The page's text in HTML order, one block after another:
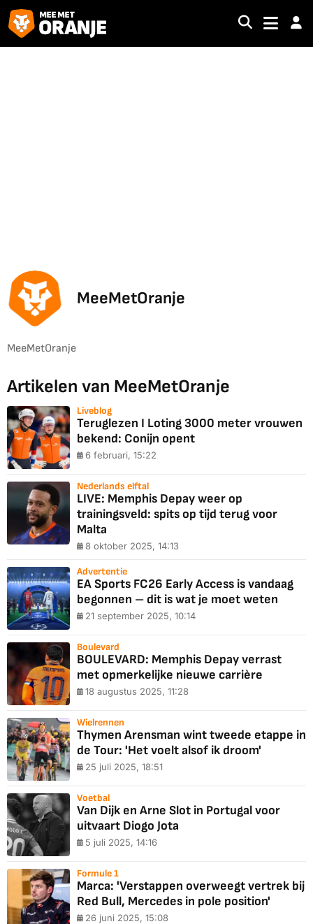
MeeMetOranje
MeeMetOranje
Artikelen van MeeMetOranje
Liveblog
Teruglezen I Loting 3000 meter vrouwen
bekend: Conijn opent
6 februari, 15:22
Nederlands elftal
LIVE: Memphis Depay weer op
trainingsveld: spits op tijd terug voor
Malta
8 oktober 2025, 14:13
Advertentie
EA Sports FC26 Early Access is vandaag
begonnen – dit is wat je moet weten
21 september 2025, 10:14
Boulevard
BOULEVARD: Memphis Depay verrast
met opmerkelijke nieuwe carrière
18 augustus 2025, 11:28
Wielrennen
Thymen Arensman wint tweede etappe in
de Tour: 'Het voelt alsof ik droom'
25 juli 2025, 18:51
Voetbal
Van Dijk en Arne Slot in Portugal voor
uitvaart Diogo Jota
5 juli 2025, 14:16
Formule 1
Marca: 'Verstappen overweegt vertrek bij
Red Bull, Mercedes in pole position'
26 juni 2025, 15:08